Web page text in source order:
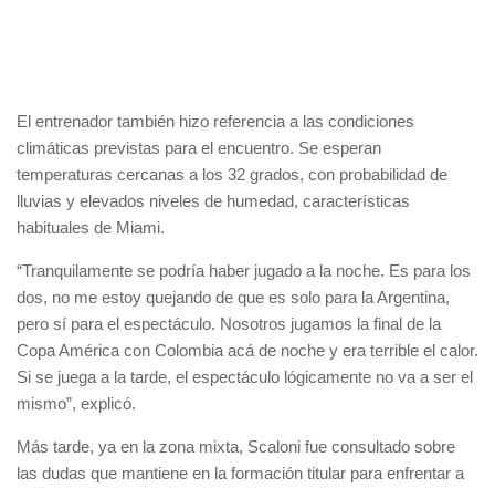
El entrenador también hizo referencia a las condiciones
climáticas previstas para el encuentro. Se esperan
temperaturas cercanas a los 32 grados, con probabilidad de
lluvias y elevados niveles de humedad, características
habituales de Miami.
“Tranquilamente se podría haber jugado a la noche. Es para los
dos, no me estoy quejando de que es solo para la Argentina,
pero sí para el espectáculo. Nosotros jugamos la final de la
Copa América con Colombia acá de noche y era terrible el calor.
Si se juega a la tarde, el espectáculo lógicamente no va a ser el
mismo”, explicó.
Más tarde, ya en la zona mixta, Scaloni fue consultado sobre
las dudas que mantiene en la formación titular para enfrentar a